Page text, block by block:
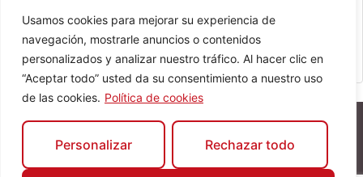
Usamos cookies para mejorar su experiencia de
navegación, mostrarle anuncios o contenidos
personalizados y analizar nuestro tráfico. Al hacer clic en
“Aceptar todo” usted da su consentimiento a nuestro uso
de las cookies. Política de cookies
Personalizar Rechazar todo